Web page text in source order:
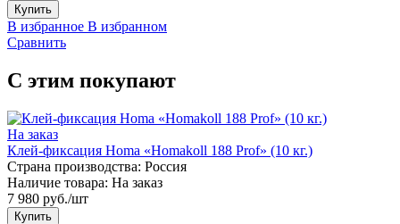
Купить
В избранное В избранном
Сравнить
С этим покупают
На заказ
Клей-фиксация Homa «Homakoll 188 Prof» (10 кг.)
Страна производства: Россия
Наличие товара: На заказ
7 980 руб./шт
Купить